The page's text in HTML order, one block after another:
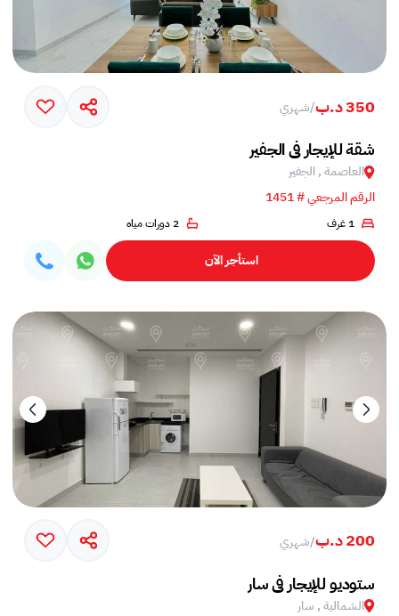
350 د.ب /شهري
شقة للإيجار في الجفير
العاصمة , الجفير
الرقم المرجعي # 1451
1 غرف 2 دورات مياه
استأجر الآن
200 د.ب /شهري
ستوديو للإيجار في سار
الشمالية , سار